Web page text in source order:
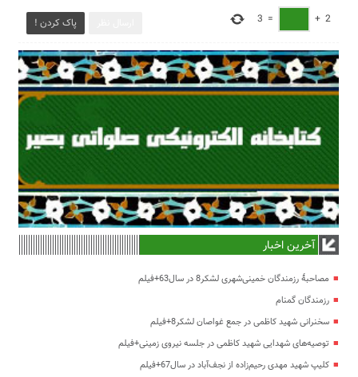
پاک کردن ! 2
+
=
3
آخرین اخبار
مصاحبۀ رزمندگان خمینی‌شهری لشکر8 در سال63+فیلم
رزمندگان گمنام
سخنرانی شهید کاظمی در جمع غواصان لشکر8+فیلم
توصیه‌های شهدایی شهید کاظمی در جلسه نیروی زمینی+فیلم
کلیپ شهید مهدی رحیم‌زاده از نجف‌آباد در سال67+فیلم